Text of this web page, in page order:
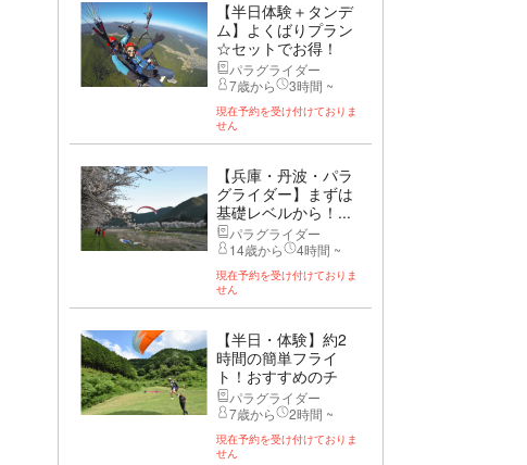
【半日体験＋タンデ
ム】よくばりプラン
☆セットでお得！
パラグライダー
7歳から
3時間 ~
現在予約を受け付けておりま
せん
【兵庫・丹波・パラ
グライダー】まずは
基礎レベルから！...
パラグライダー
14歳から
4時間 ~
現在予約を受け付けておりま
せん
【半日・体験】約2
時間の簡単フライ
ト！おすすめのチ
ャ...パラグライダー
7歳から
2時間 ~
現在予約を受け付けておりま
せん